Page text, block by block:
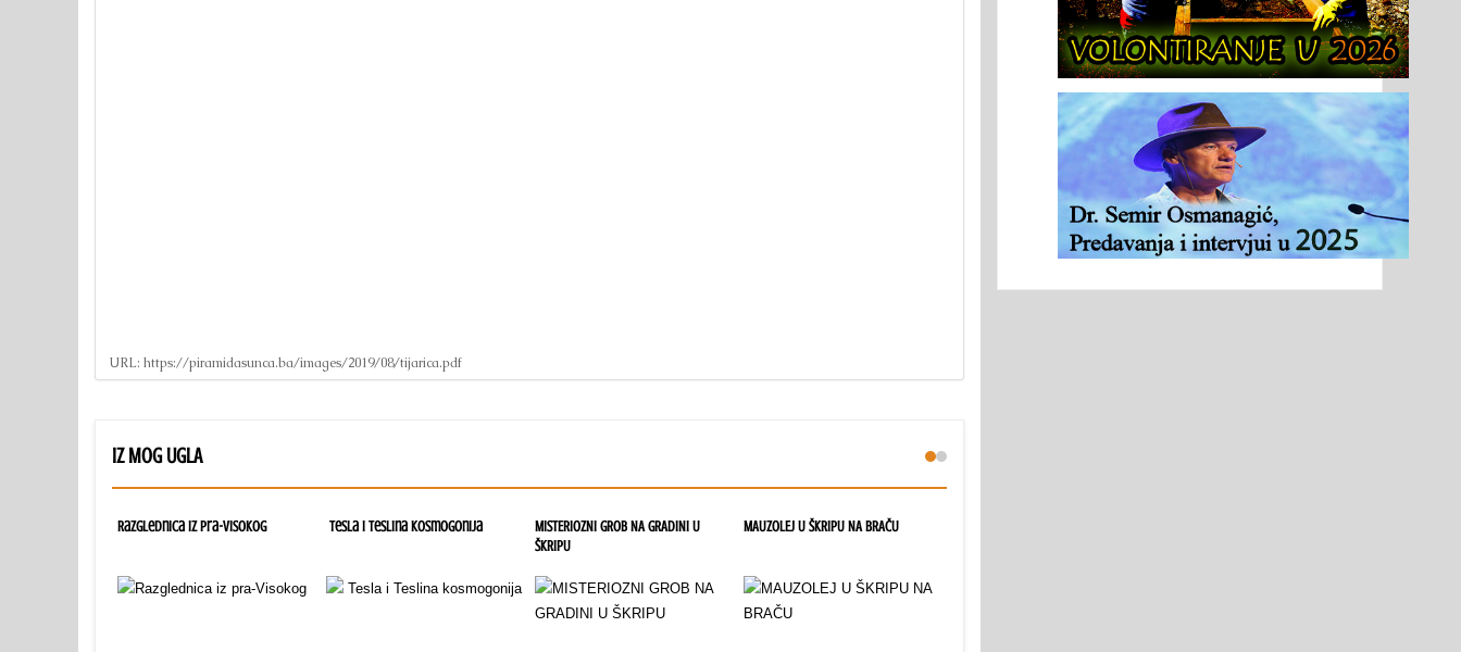
URL: https://piramidasunca.ba/images/2019/08/tijarica.pdf
IZ MOG UGLA
Razglednica iz pra-Visokog Tesla i Teslina kosmogonija
MISTERIOZNI GROB NA GRADINI U
ŠKRIPU
MAUZOLEJ U ŠKRIPU NA BRAČU